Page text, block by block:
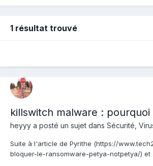
1 résultat trouvé
killswitch malware : pourquoi
heyyy a posté un sujet dans Sécurité,
Suite à l'article de Pyrithe (https://
bloquer-le-ransomware-petya-notpetya/) et